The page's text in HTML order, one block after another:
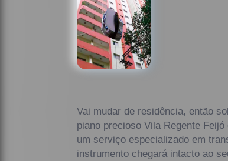
Vai mudar de residência, então
piano precioso Vila Regente
um serviço especializado em
instrumento chegará intacto ao